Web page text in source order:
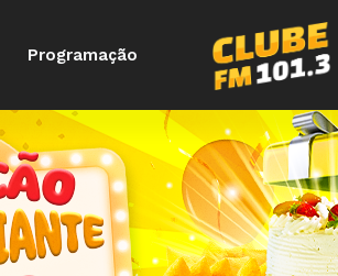
Programação